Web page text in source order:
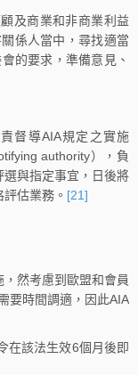
及商業和非商業利益
係人當中，尋找適當
的要求，準備意見、
督導AIA規定之實施
authority），負
與指定事宜，日後將
估業務。 [21]
然考慮到歐盟和會員
要時間調適，因此AIA
在該法生效6個月後即